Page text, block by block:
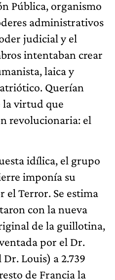
Pública, organismo
administrativos
judicial y el
intentaban crear
laica y
Querían
la virtud que
revolucionaria: el
idílica, el grupo
imponía su
el Terror. Se estima
con la nueva
de la guillotina,
por el Dr.
Louis) a 2.739
de Francia la